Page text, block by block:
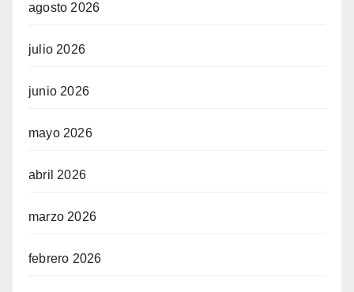
agosto 2026
julio 2026
junio 2026
mayo 2026
abril 2026
marzo 2026
febrero 2026